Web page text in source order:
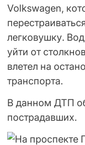
Volkswagen,
легковушку.
уйти от
влетел на
транспорта.
В данном ДТП
пострадавших.